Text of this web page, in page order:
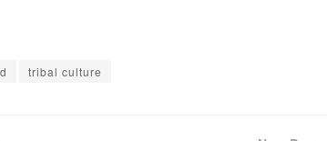
tribal culture